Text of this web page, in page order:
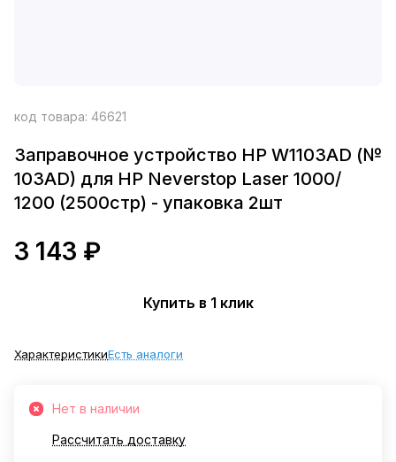
код товара: 46621
Заправочное устройство HP W1103AD (№
103AD) для HP Neverstop Laser 1000/
1200 (2500стр) - упаковка 2шт
3 143 ₽
Купить в 1 клик
ХарактеристикиЕсть аналоги
Нет в наличии
Рассчитать доставку